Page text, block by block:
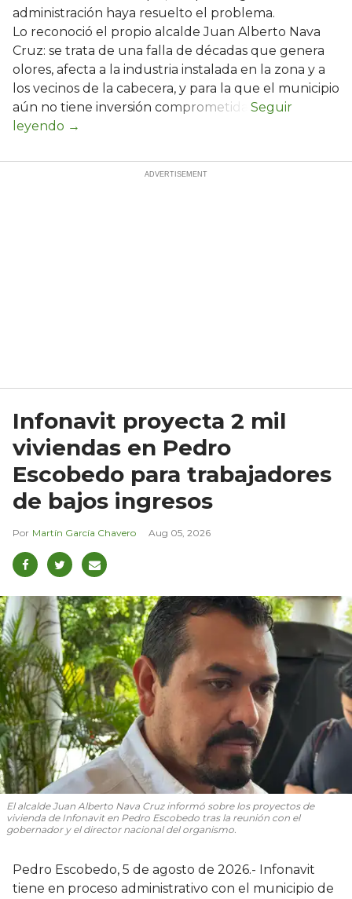
administración haya resuelto el problema.
Lo reconoció el propio alcalde Juan Alberto Nava
Cruz: se trata de una falla de décadas que genera
olores, afecta a la industria instalada en la zona y a
los vecinos de la cabecera, y para la que el municipio
aún no tiene inversión comprometida.
Infonavit proyecta 2 mil
viviendas en Pedro
Escobedo para trabajadores
de bajos ingresos
Martín García Chavero Aug 05, 2026
El alcalde Juan Alberto Nava Cruz informó sobre los proyectos de
vivienda de Infonavit en Pedro Escobedo tras la reunión con el
gobernador y el director nacional del organismo.
Pedro Escobedo, 5 de agosto de 2026.- Infonavit
tiene en proceso administrativo con el municipio de